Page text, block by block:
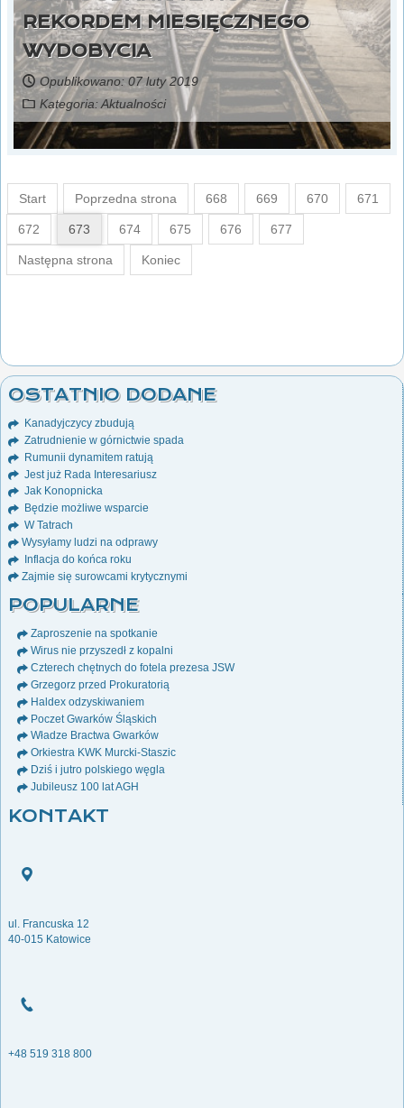
REKORDEM MIESIĘCZNEGO
WYDOBYCIA
Opublikowano: 07 luty 2019
Kategoria:Aktualności
Start Poprzedna strona 668 669 670 671
672 673 674 675 676 677
Następna strona Koniec
OSTATNIO DODANE
Kanadyjczycy zbudują
Zatrudnienie w górnictwie spada
Rumunii dynamitem ratują
Jest już Rada Interesariusz
Jak Konopnicka
Będzie możliwe wsparcie
W Tatrach
Wysyłamy ludzi na odprawy
Inflacja do końca roku
Zajmie się surowcami krytycznymi
POPULARNE
Zaproszenie na spotkanie
Wirus nie przyszedł z kopalni
Czterech chętnych do fotela prezesa JSW
Grzegorz przed Prokuratorią
Haldex odzyskiwaniem
Poczet Gwarków Śląskich
Władze Bractwa Gwarków
Orkiestra KWK Murcki-Staszic
Dziś i jutro polskiego węgla
Jubileusz 100 lat AGH
KONTAKT
ul. Francuska 12
40-015 Katowice
+48 519 318 800